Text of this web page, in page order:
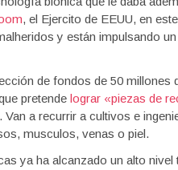
, el Ejercito de EEUU, en
y están impulsando
de fondos de 50 millones
pretende lograr «piezas de
a recurrir a cultivos e
musculos, venas o piel.
ya ha alcanzado un alto